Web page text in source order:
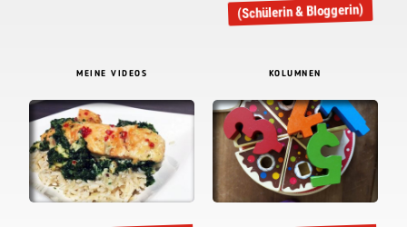
(Schülerin & Bloggerin)
MEINE VIDEOS KOLUMNEN